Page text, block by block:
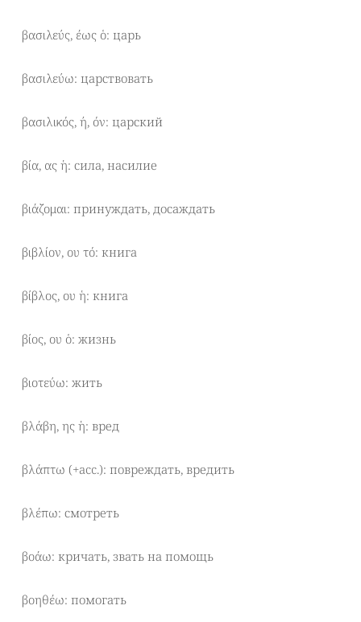
βασιλεύς, έως ὁ: царь
βασιλεύω: царствовать
βασιλικός, ή, όν: царский
βία, ας ἡ: сила, насилие
βιάζομαι: принуждать, досаждать
βιβλίον, ου τό: книга
βίβλος, ου ἡ: книга
βίος, ου ὁ: жизнь
βιοτεύω: жить
βλάβη, ης ἡ: вред
βλάπτω (+acc.): повреждать, вредить
βλέπω: смотреть
βοάω: кричать, звать на помощь
βοηθέω: помогать